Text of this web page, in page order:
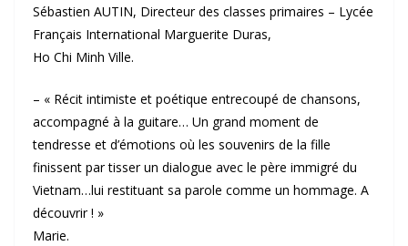
Sébastien AUTIN, Directeur des classes primaires – Lycée
Français International Marguerite Duras,
Ho Chi Minh Ville.
– « Récit intimiste et poétique entrecoupé de chansons,
accompagné à la guitare… Un grand moment de
tendresse et d’émotions où les souvenirs de la fille
finissent par tisser un dialogue avec le père immigré du
Vietnam…lui restituant sa parole comme un hommage. A
découvrir ! »
Marie.